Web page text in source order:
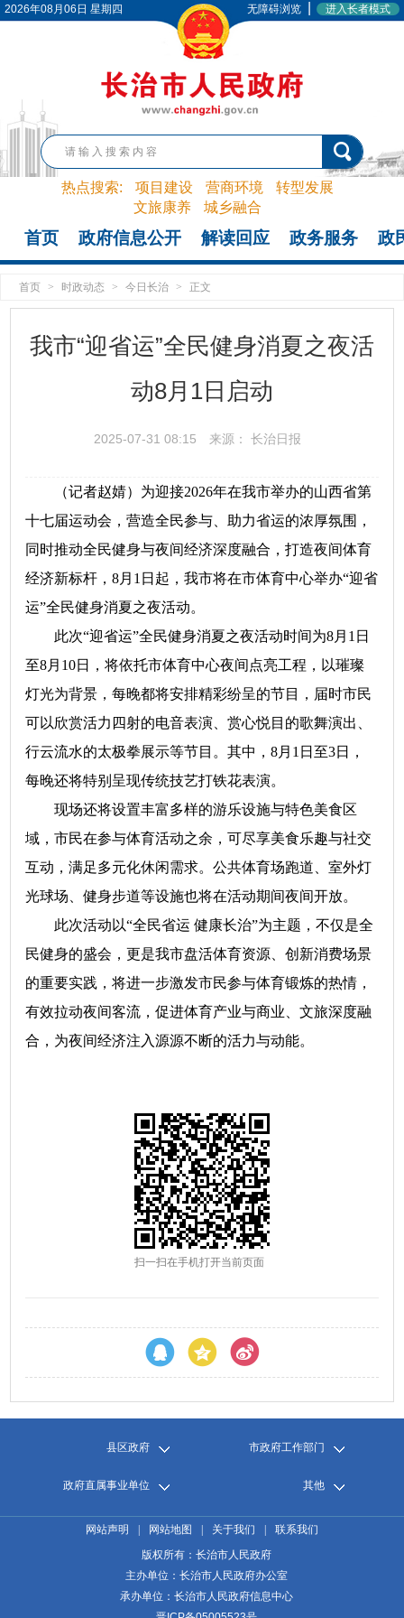
2026年08月06日 星期四 无障碍浏览 进入长者模式
热点搜索: 项目建设 营商环境
转型发展
文旅康养
城乡融合
首页 政府信息公开 解读回应 政务服务 政
首页 > 时政动态 > 今日长治 > 正文
我市“迎省运”全民健身消夏之夜活
动8月1日启动
2025-07-31 08:15 来源： 长治日报
（记者赵婧）为迎接2026年在我市举办的山西省第
十七届运动会，营造全民参与、助力省运的浓厚氛围，
同时推动全民健身与夜间经济深度融合，打造夜间体育
经济新标杆，8月1日起，我市将在市体育中心举办“迎省
运”全民健身消夏之夜活动。
此次“迎省运”全民健身消夏之夜活动时间为8月1日
至8月10日，将依托市体育中心夜间点亮工程，以璀璨
灯光为背景，每晚都将安排精彩纷呈的节目，届时市民
可以欣赏活力四射的电音表演、赏心悦目的歌舞演出、
行云流水的太极拳展示等节目。其中，8月1日至3日，
每晚还将特别呈现传统技艺打铁花表演。
现场还将设置丰富多样的游乐设施与特色美食区
域，市民在参与体育活动之余，可尽享美食乐趣与社交
互动，满足多元化休闲需求。公共体育场跑道、室外灯
光球场、健身步道等设施也将在活动期间夜间开放。
此次活动以“全民省运 健康长治”为主题，不仅是全
民健身的盛会，更是我市盘活体育资源、创新消费场景
的重要实践，将进一步激发市民参与体育锻炼的热情，
有效拉动夜间客流，促进体育产业与商业、文旅深度融
合，为夜间经济注入源源不断的活力与动能。
扫一扫在手机打开当前页面
县区政府 市政府工作部门
政府直属事业单位 其他
网站声明 网站地图 关于我们
联系我们
版权所有：长治市人民政府
主办单位：长治市人民政府办公室
承办单位：长治市人民政府信息中心